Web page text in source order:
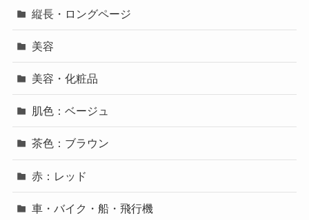
縦長・ロングページ
美容
美容・化粧品
肌色：ベージュ
茶色：ブラウン
赤：レッド
車・バイク・船・飛行機